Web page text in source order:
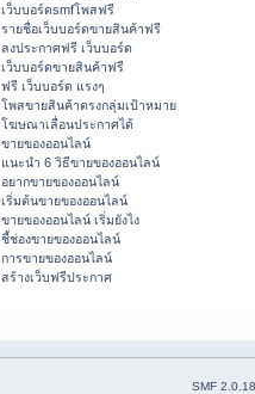
เว็บบอร์ดsmfโพสฟรี
รายชื่อเว็บบอร์ดขายสินค้าฟรี
ลงประกาศฟรี เว็บบอร์ด
เว็บบอร์ดขายสินค้าฟรี
ฟรี เว็บบอร์ด แรงๆ
โพสขายสินค้าตรงกลุ่มเป้าหมาย
โฆษณาเลื่อนประกาศได้
ขายของออนไลน์
แนะนำ 6 วิธีขายของออนไลน์
อยากขายของออนไลน์
เริ่มต้นขายของออนไลน์
ขายของออนไลน์ เริ่มยังไง
ชี้ช่องขายของออนไลน์
การขายของออนไลน์
สร้างเว็บฟรีประกาศ
SMF 2.0.18